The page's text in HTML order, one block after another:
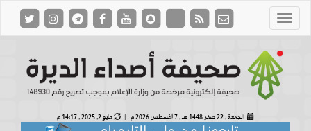
الجمعة , 22 صفر 1448 هـ , 7 أغسطس 2026 م | مايو 2, 2025 , 14:17 م